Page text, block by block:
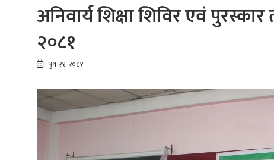
अनिवार्य शिक्षा शिविर एवं
२०८१
पुष २१, २०८१